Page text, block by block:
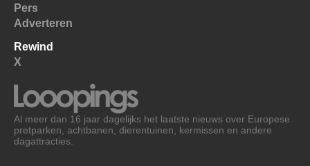
Pers
Adverteren
Rewind
X
Al meer dan 16 jaar dagelijks het laatste nieuws over Europese
pretparken, achtbanen, dierentuinen, kermissen en andere
dagattracties.